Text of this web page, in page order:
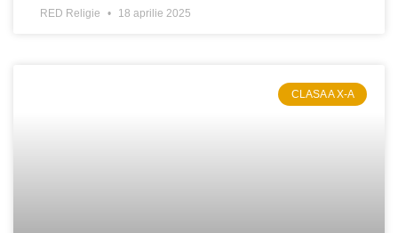
RED Religie 18 aprilie 2025
CLASA A X-A